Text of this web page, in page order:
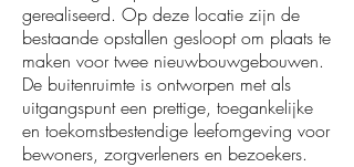
gerealiseerd. Op deze locatie zijn de
bestaande opstallen gesloopt om plaats te
maken voor twee nieuwbouwgebouwen.
De buitenruimte is ontworpen met als
uitgangspunt een prettige, toegankelijke
en toekomstbestendige leefomgeving voor
bewoners, zorgverleners en bezoekers.